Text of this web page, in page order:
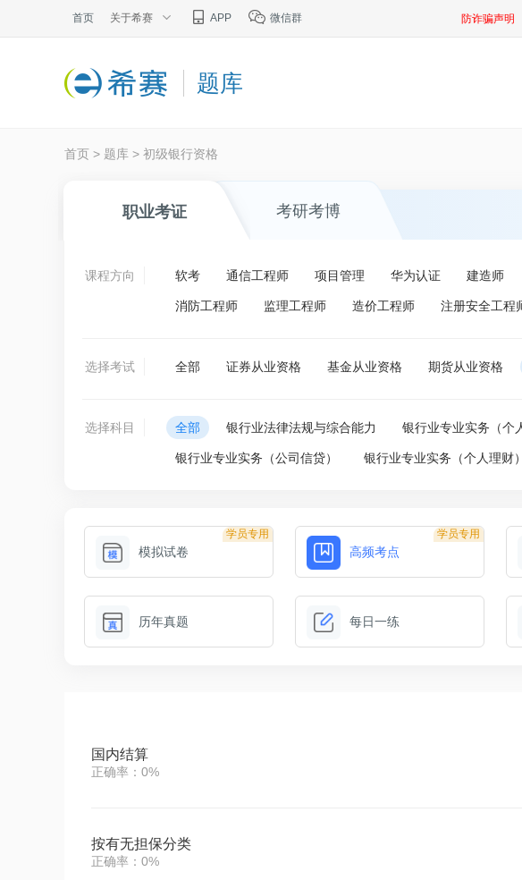
首页 关于希赛 APP 微信群 防诈骗声明
题库
首页 > 题库 > 初级银行资格
职业考证 考研考博
课程方向 软考 通信工程师 项目管理 华为认证 建造师
消防工程师 监理工程师 造价工程师 注册安全工程
选择考试 全部 证券从业资格 基金从业资格 期货从业资格
选择科目 全部 银行业法律法规与综合能力 银行业专业实务（个
银行业专业实务（公司信贷） 银行业专业实务（个人理财）
学员专用
模拟试卷
学员专用
高频考点
历年真题 每日一练
国内结算
正确率：0%
按有无担保分类
正确率：0%